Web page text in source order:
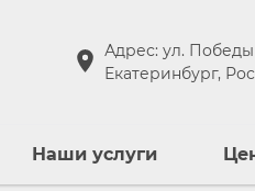
Адрес: ул. Победы
Екатеринбург,
Наши услуги